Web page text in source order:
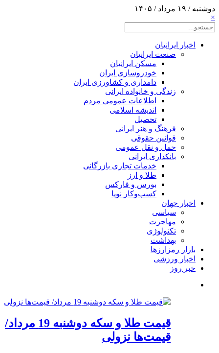
دوشنبه / ۱۹ مرداد / ۱۴۰۵
×
اخبار ایرانیان
صنعت ایرانیان
مسکن ایرانیان
خودروسازی ایران
دامداری و کشاورزی ایران
زندگی و خانواده ایرانی
اطلاعات عمومی مردم
اندیشه اسلامی
تحصیل
فرهنگ و هنر ایرانی
قوانین حقوقی
حمل و نقل عمومی
بانکداری ایرانی
خدمات تجاری بازرگانی
طلا و ارز
بورس و فارکس
کسب‌وکار نوپا
اخبار جهان
سیاسی
مهاجرت
تکنولوژی
بهداشت
بازار رمزارزها
اخبار ورزشی
خبر روز
قیمت طلا و سکه دوشنبه 19 مرداد/
قیمت‌ها نزولی